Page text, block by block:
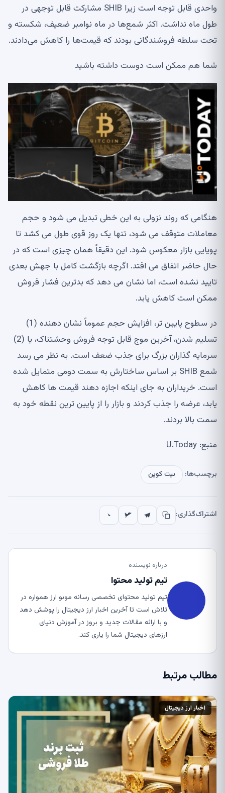
واحدی قابل توجه است زیرا SHIB مشارکت قابل توجهی در
طول ماه نداشت. اکثر شمع‌ها در ماه نوامبر ضعیف، شکسته و
تحت سلطه فروشندگانی بودند که قیمت‌ها را کاهش می‌دادند.
شما هم ممکن است دوست داشته باشید
هنگامی که روند نزولی به این خطی تبدیل می شود و حجم
معاملات متوقف می شود، تنها یک روز قوی طول می کشد تا
پویایی بازار معکوس شود. این دقیقاً همان چیزی است که در
حال حاضر اتفاق می افتد. اگرچه بازگشت کامل با جهش بعدی
تایید نشده است، اما نشان می دهد که بدترین فشار فروش
ممکن است کاهش یابد.
در سطوح پایین تر، افزایش حجم عموماً نشان دهنده (1)
تسلیم شدن، آخرین موج قابل توجه فروش وحشتناک، یا (2)
سرمایه گذاران بزرگ برای جذب ضعف است. به نظر می رسد
شمع SHIB بر اساس ساختارش به سمت دومی متمایل شده
است. خریداران به جای اینکه اجازه دهند قیمت ها کاهش
یابد، عرضه را جذب کردند و بازار را از پایین ترین نقطه خود به
سمت بالا بردند.
منبع: U.Today
برچسب‌ها: بیت کوین
اشتراک‌گذاری:
درباره نویسنده
تیم تولید محتوا
تیم تولید محتوای تخصصی رسانه موبو ارز همواره در
تلاش است تا آخرین اخبار ارز دیجیتال را پوشش دهد
و با ارائه مقالات جدید و بروز در آموزش دنیای
ارزهای دیجیتال شما را یاری کند.
مطالب مرتبط
اخبار ارز دیجیتال